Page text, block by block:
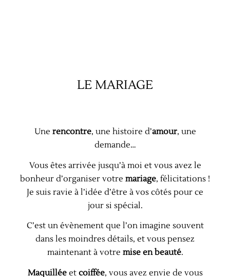
LE MARIAGE
Une rencontre, une histoire d’amour, une
demande…
Vous êtes arrivée jusqu’à moi et vous avez le
bonheur d’organiser votre mariage, félicitations !
Je suis ravie à l’idée d’être à vos côtés pour ce
jour si spécial.
C’est un évènement que l’on imagine souvent
dans les moindres détails, et vous pensez
maintenant à votre mise en beauté.
Maquilléeet coiffée, vous avez envie de vous